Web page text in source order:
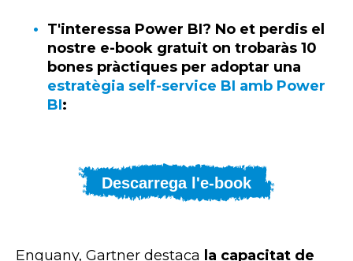
T'interessa Power BI? No et perdis el
nostre e-book gratuit on trobaràs 10
bones pràctiques per adoptar una
estratègia self-service BI amb Power
BI:
Descarrega l'e-book
Enguany, Gartner destaca la capacitat de